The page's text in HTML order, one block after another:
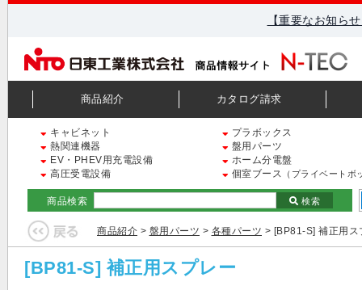
【重要なお知ら
商品紹介 カタログ請求
キャビネット
プラボックス
熱関連機器
盤用パーツ
EV・PHEV用充電設備
ホーム分電盤
高圧受電設備
個室ブース （プライベートボ
商品検索 検索
商品紹介 > 盤用パーツ > 各種パーツ > [BP81-S] 補正用ス
[BP81-S] 補正用スプレー